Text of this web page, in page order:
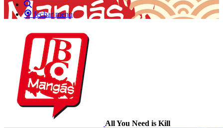
fechar menu
All You Need is Kill